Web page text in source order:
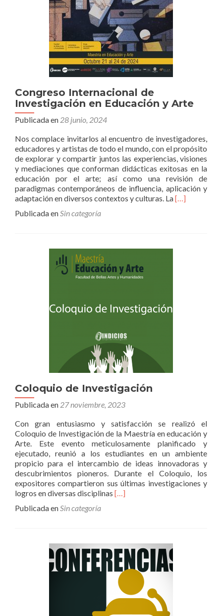
Congreso Internacional de
Investigación en Educación y Arte
Publicada en 28 junio, 2024
Nos complace invitarlos al encuentro de investigadores,
educadores y artistas de todo el mundo, con el propósito
de explorar y compartir juntos las experiencias, visiones
y mediaciones que conforman didácticas exitosas en la
educación por el arte; así como una revisión de
paradigmas contemporáneos de influencia, aplicación y
adaptación en diversos contextos y culturas. LaLeer
[…]
Publicada enSin categoría
Coloquio de Investigación
Publicada en 27 noviembre, 2023
Con gran entusiasmo y satisfacción se realizó el
Coloquio de Investigación de la Maestría en educación y
Arte. Este evento meticulosamente planificado y
ejecutado, reunió a los estudiantes en un ambiente
propicio para el intercambio de ideas innovadoras y
descubrimientos pioneros. Durante el Coloquio, los
expositores compartieron sus últimas investigaciones y
logros en diversas disciplinas Leer
[…]
Publicada enSin categoría